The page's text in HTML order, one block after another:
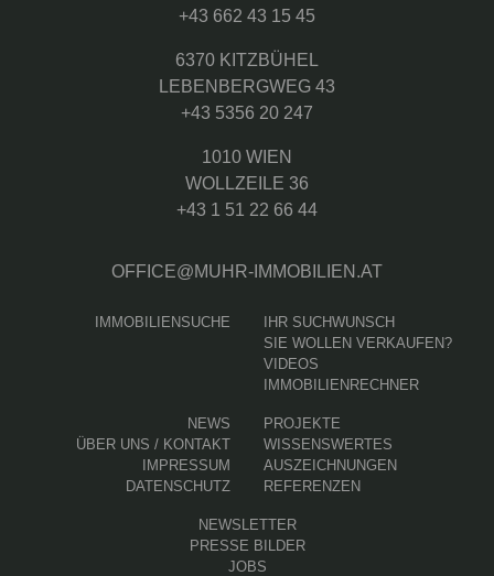
+43 662 43 15 45
6370 KITZBÜHEL
LEBENBERGWEG 43
+43 5356 20 247
1010 WIEN
WOLLZEILE 36
+43 1 51 22 66 44
OFFICE@MUHR-IMMOBILIEN.AT
IMMOBILIENSUCHE
IHR SUCHWUNSCH
SIE WOLLEN VERKAUFEN?
VIDEOS
IMMOBILIENRECHNER
NEWS
ÜBER UNS / KONTAKT
IMPRESSUM
DATENSCHUTZ
PROJEKTE
WISSENSWERTES
AUSZEICHNUNGEN
REFERENZEN
NEWSLETTER
PRESSE BILDER
JOBS